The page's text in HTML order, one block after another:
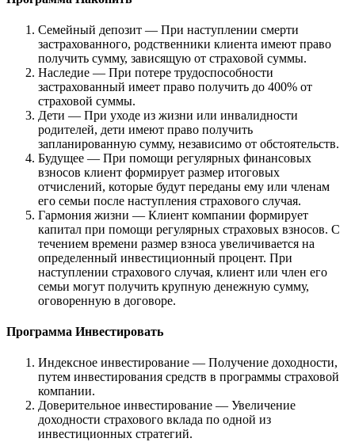
Семейный депозит — При наступлении смерти
застрахованного, родственники клиента имеют право
получить сумму, зависящую от страховой суммы.
Наследие — При потере трудоспособности
застрахованный имеет право получить до 400% от
страховой суммы.
Дети — При уходе из жизни или инвалидности
родителей, дети имеют право получить
запланированную сумму, независимо от обстоятельств.
Будущее — При помощи регулярных финансовых
взносов клиент формирует размер итоговых
отчислений, которые будут переданы ему или членам
его семьи после наступления страхового случая.
Гармония жизни — Клиент компании формирует
капитал при помощи регулярных страховых взносов. С
течением времени размер взноса увеличивается на
определенный инвестиционный процент. При
наступлении страхового случая, клиент или член его
семьи могут получить крупную денежную сумму,
оговоренную в договоре.
Программа Инвестировать
Индексное инвестирование — Получение доходности,
путем инвестирования средств в программы страховой
компании.
Доверительное инвестирование — Увеличение
доходности страхового вклада по одной из
инвестиционных стратегий.